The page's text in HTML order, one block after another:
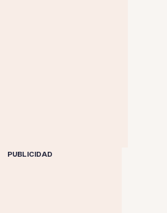
PUBLICIDAD